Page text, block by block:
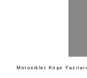
Motosiklet Köşe Yazıları